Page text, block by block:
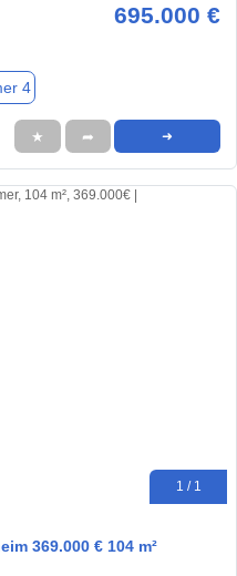
695.000 €
4
★ ➦ ➜
1 / 1
369.000 € 104 m²